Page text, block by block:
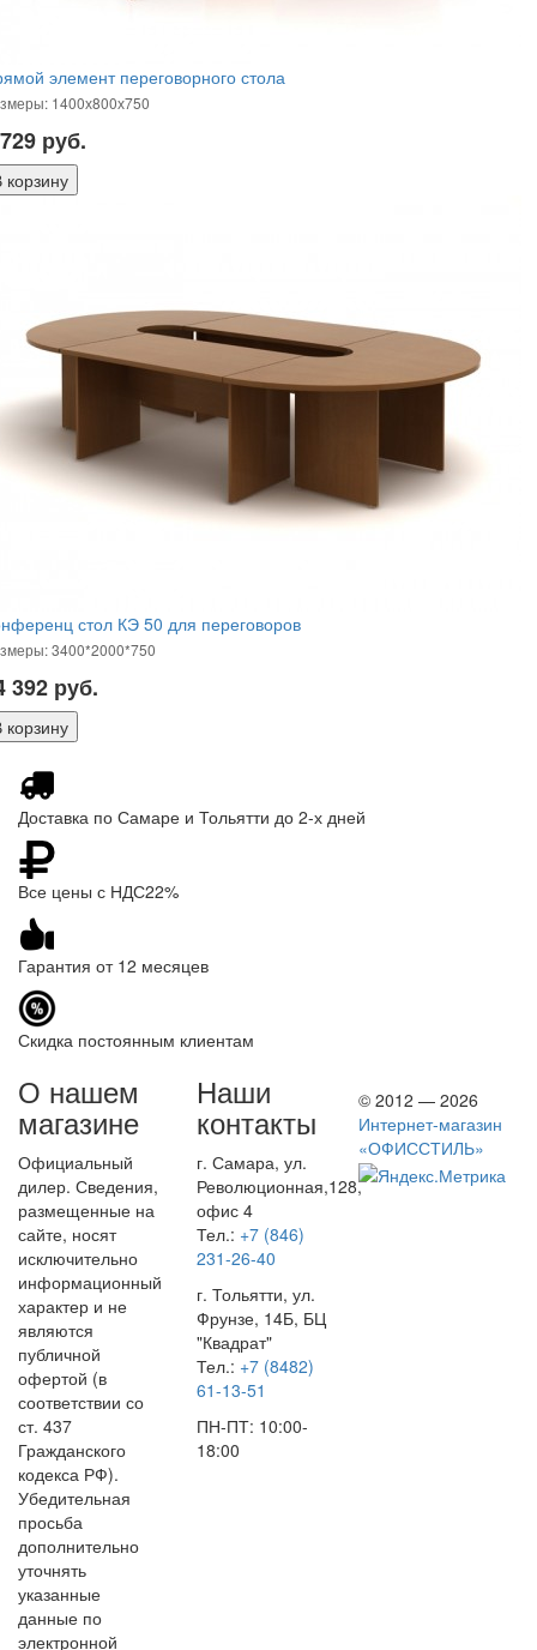
элемент переговорного стола
1400х800х750
руб.
стол КЭ 50 для переговоров
3400*2000*750
392 руб.
Доставка по Самаре и Тольятти до 2-х дней
Все цены с НДС22%
Гарантия от 12 месяцев
Скидка постоянным клиентам
О нашем
магазине
Официальный
дилер. Сведения,
размещенные на
сайте, носят
исключительно
информационный
характер и не
являются
публичной
офертой (в
соответствии со
ст. 437
Гражданского
кодекса РФ).
Убедительная
просьба
дополнительно
уточнять
указанные
данные по
электронной
Наши
контакты
г. Самара, ул.
Революционная,128,
офис 4
Тел.: +7 (846)
231-26-40
г. Тольятти, ул.
Фрунзе, 14Б, БЦ
"Квадрат"
Тел.: +7 (8482)
61-13-51
ПН-ПТ: 10:00-
18:00
© 2012 — 2026
Интернет-магазин
«ОФИССТИЛЬ»